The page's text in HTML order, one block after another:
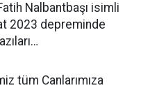
Nalbantbaşı isimli
2023 depreminde
tüm Canlarımıza